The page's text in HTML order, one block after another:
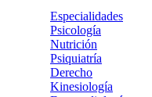
Especialidades
Psicología
Nutrición
Psiquiatría
Derecho
Kinesiología